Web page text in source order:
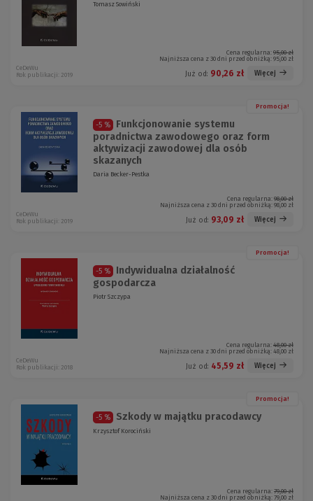
Tomasz Sowiński
Cena regularna: 95,00 zł
Najniższa cena z 30 dni przed obniżką: 95,00 zł
Już od: 90,26 zł Więcej
CeDeWu
Rok publikacji: 2019
Promocja!
-5 %
Funkcjonowanie systemu
poradnictwa zawodowego oraz form
aktywizacji zawodowej dla osób
skazanych
Daria Becker-Pestka
Cena regularna: 98,00 zł
Najniższa cena z 30 dni przed obniżką: 98,00 zł
Już od: 93,09 zł Więcej
CeDeWu
Rok publikacji: 2019
Promocja!
-5 %
Indywidualna działalność
gospodarcza
Piotr Szczypa
Cena regularna: 48,00 zł
Najniższa cena z 30 dni przed obniżką: 48,00 zł
Już od: 45,59 zł Więcej
CeDeWu
Rok publikacji: 2018
Promocja!
-5 % Szkody w majątku pracodawcy
Krzysztof Korociński
Cena regularna: 79,00 zł
Najniższa cena z 30 dni przed obniżką: 79,00 zł